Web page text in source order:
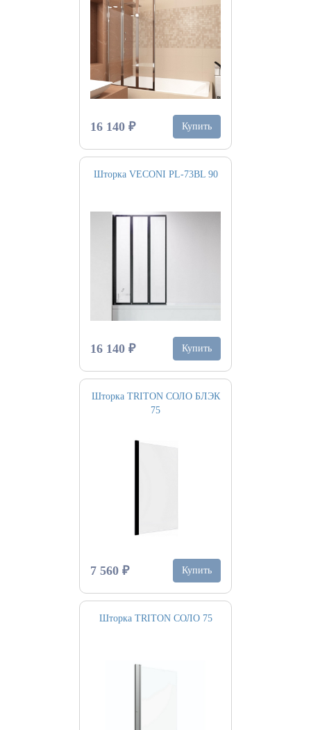
16 140 ₽ Купить
Шторка VECONI PL-73BL 90
16 140 ₽ Купить
Шторка TRITON СОЛО БЛЭК
75
7 560 ₽ Купить
Шторка TRITON СОЛО 75